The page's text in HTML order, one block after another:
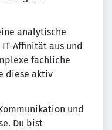
analytische
Affinität aus und
fachliche
diese aktiv
und
Du bist